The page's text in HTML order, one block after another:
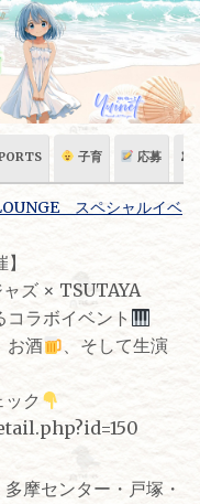
子育 応募 🏛
ズ × TSUTAYA
ラボイベント
お酒
、そして生演
ク
摩センター・戸塚・